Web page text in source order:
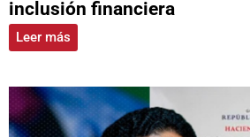
inclusión financiera
Leer más